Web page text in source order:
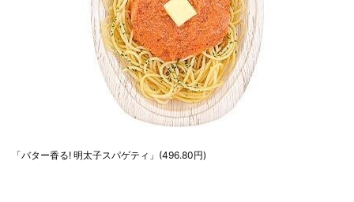
「バター香る! 明太子スパゲティ」(496.80円)